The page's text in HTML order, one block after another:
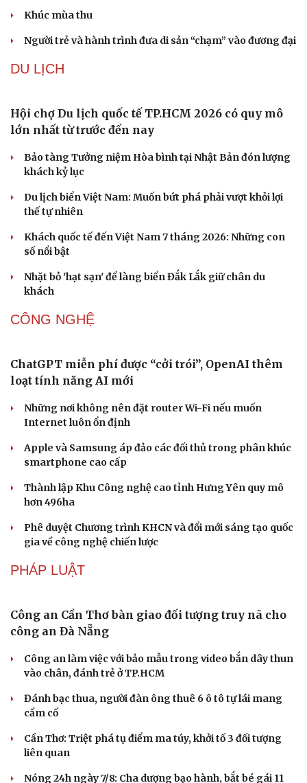
Sân khấu - Điện ảnh
Văn học
Âm nhạc
Di sản
Nghệ sĩ
VĂN HÓA
động lực tăng trưởng
thi Lễ hội Âm nhạc quốc tế
Hoa sữa
Khúc mùa thu
DU LỊCH
Hội chợ Du lịch quốc tế TP.HCM 2026 có quy mô
lớn nhất từ trước đến nay
khách kỷ lục
thế tự nhiên
Khách quốc tế đến Việt Nam 7 tháng 2026: Những con
Nhặt bỏ 'hạt sạn' để làng biển Đắk Lắk giữ chân du
CÔNG NGHỆ
loạt tính năng AI mới
Internet luôn ổn định
smartphone cao cấp
Thành lập Khu Công nghệ cao tỉnh Hưng Yên quy mô
Phê duyệt Chương trình KHCN và đổi mới sáng tạo quốc
PHÁP LUẬT
Công an Cần Thơ bàn giao đối tượng truy nã cho
công an Đà Nẵng